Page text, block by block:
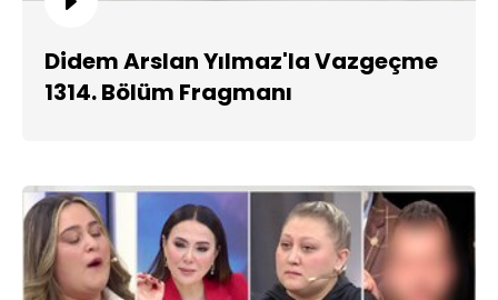
Didem Arslan Yılmaz'la Vazgeçme
1314. Bölüm Fragmanı